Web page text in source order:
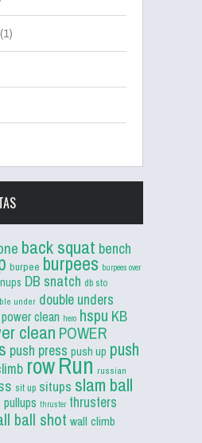
(1)
back squat bench
burpee burpees burpees over
DB snatch db sto
under double unders
clean hero hspu KB
clean POWER
push press push up push
rowRun russian
sit up situps slam ball
thruster thrusters
ball shot wall climb